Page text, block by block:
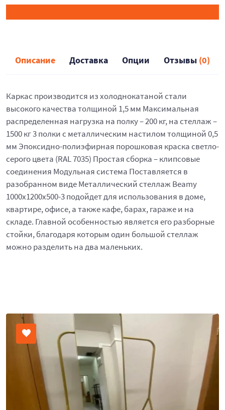
Описание Доставка Опции Отзывы (0)
Каркас производится из холоднокатаной стали
высокого качества толщиной 1,5 мм Максимальная
распределенная нагрузка на полку – 200 кг, на стеллаж –
1500 кг 3 полки с металлическим настилом толщиной 0,5
мм Эпоксидно-полиэфирная порошковая краска светло-
серого цвета (RAL 7035) Простая сборка – клипсовые
соединения Модульная система Поставляется в
разобранном виде Металлический стеллаж Beamy
1000x1200x500-3 подойдет для использования в доме,
квартире, офисе, а также кафе, барах, гараже и на
складе. Главной особенностью является его разборные
стойки, благодаря которым один большой стеллаж
можно разделить на два маленьких.